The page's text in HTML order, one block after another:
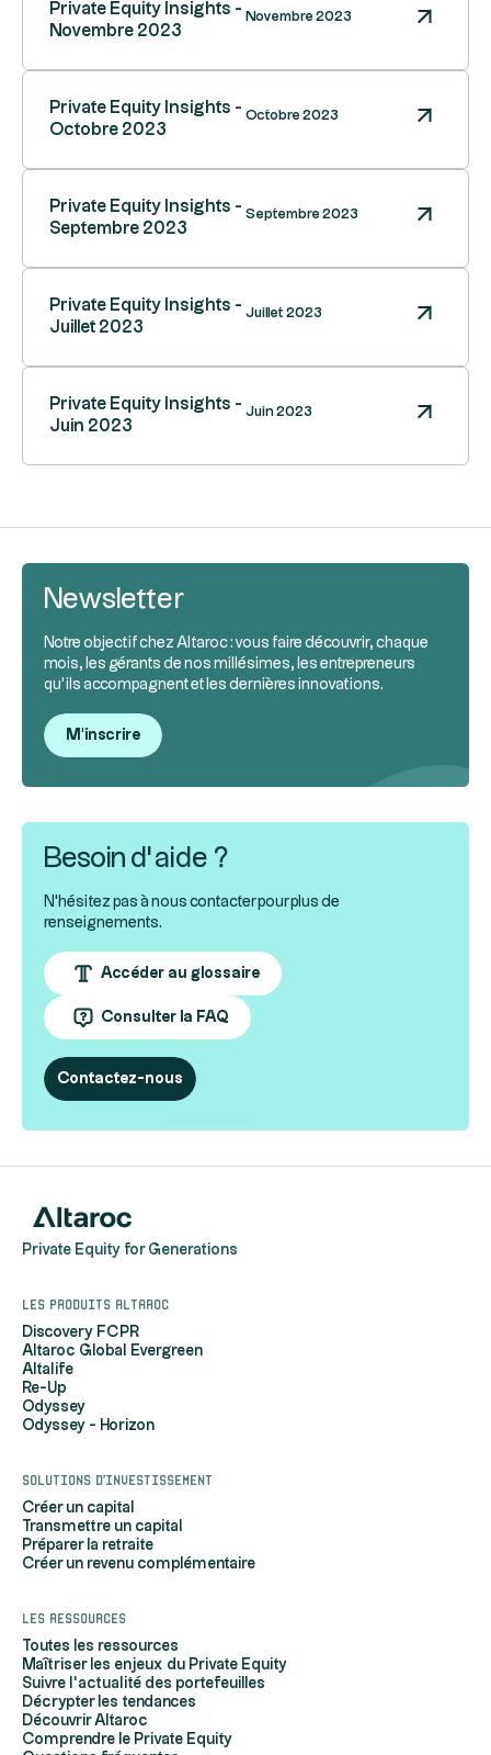
c'est nous...
Private Equity Insights -
Novembre 2023
Novembre 2023
Private Equity Insights -
Octobre 2023
Octobre 2023
Private Equity Insights -
Septembre 2023
Septembre 2023
Private Equity Insights -
Juillet 2023
Juillet 2023
Private Equity Insights -
Juin 2023
Juin 2023
Newsletter
Notre objectif chez Altaroc : vous faire découvrir, chaque
mois, les gérants de nos millésimes, les entrepreneurs
qu’ils accompagnent et les dernières innovations.
M'inscrire
Besoin d’aide ?
N'hésitez pas à nous contacter pour plus de
renseignements.
Accéder au glossaire
Consulter la FAQ
Contactez-nous
Private Equity for Generations
Les produits Altaroc
Discovery FCPR
Altaroc Global Evergreen
Altalife
Re-Up
Odyssey
Odyssey - Horizon
Solutions d'investissement
Créer un capital
Transmettre un capital
Préparer la retraite
Créer un revenu complémentaire
Les ressources
Toutes les ressources
Maîtriser les enjeux du Private Equity
Suivre l'actualité des portefeuilles
Décrypter les tendances
Découvrir Altaroc
Comprendre le Private Equity